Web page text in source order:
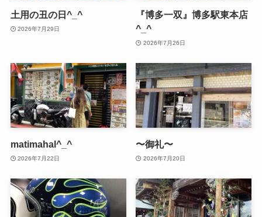
土用の丑の日^_^
2026年7月29日
『博多一双』博多駅東本店
^_^
2026年7月26日
matimahal^_^
2026年7月22日
〜御礼〜
2026年7月20日